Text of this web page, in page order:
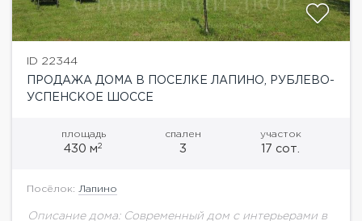
ID 22344
ПРОДАЖА ДОМА В ПОСЕЛКЕ ЛАПИНО, РУБЛЕВО-
УСПЕНСКОЕ ШОССЕ
площадь
430 м2
спален
3
участок
17 сот.
Посёлок: Лапино
Описание дома: Современный дом с интерьерами в